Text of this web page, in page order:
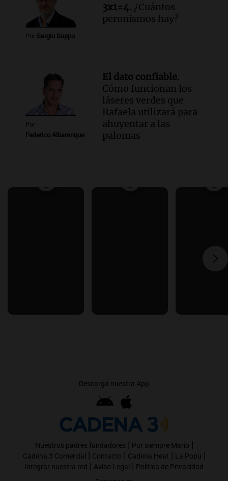
Por Sergio Suppo
3x1=4. ¿Cuántos
peronismos hay?
Por
Federico Albarenque
El dato confiable.
Cómo funcionan los
láseres verdes que
Rafaela utilizará para
ahuyentar a las
palomas
Descargá nuestra App
Nuestros padres fundadores | Por siempre Mario |
Cadena 3 Comercial | Contacto | Cadena Heat | La Popu |
Integrar nuestra red | Aviso Legal | Política de Privacidad